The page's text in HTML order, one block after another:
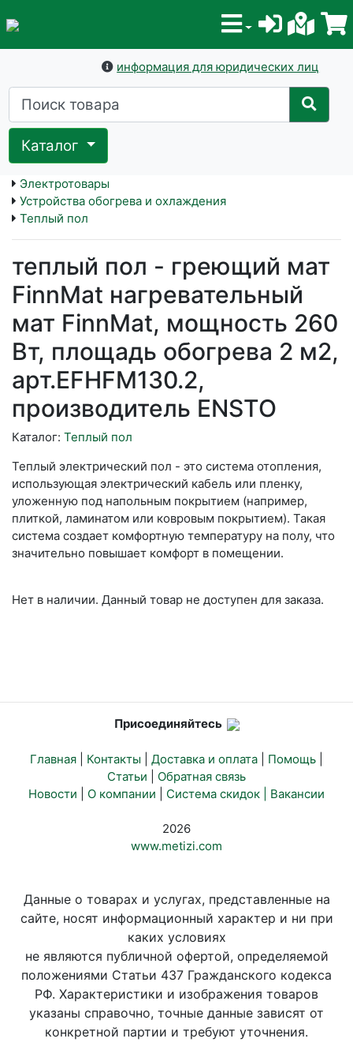
информация для юридических лиц
Каталог
Электротовары
Устройства обогрева и охлаждения
Теплый пол
теплый пол - греющий мат
FinnMat нагревательный
мат FinnMat, мощность 260
Вт, площадь обогрева 2 м2,
арт.EFHFM130.2,
производитель ENSTO
Каталог: Теплый пол
Теплый электрический пол - это система отопления,
использующая электрический кабель или пленку,
уложенную под напольным покрытием (например,
плиткой, ламинатом или ковровым покрытием). Такая
система создает комфортную температуру на полу, что
значительно повышает комфорт в помещении.
Нет в наличии. Данный товар не доступен для заказа.
Присоединяйтесь
Главная Контакты Доставка и оплата Помощь
Статьи
Обратная связь
Новости
О компании Система скидок | Вакансии
2026
www.metizi.com
Данные о товарах и услугах, представленные на
сайте, носят информационный характер и ни при
каких условиях
не являются публичной офертой, определяемой
положениями Статьи 437 Гражданского кодекса
РФ. Характеристики и изображения товаров
указаны справочно, точные данные зависят от
конкретной партии и требуют уточнения.